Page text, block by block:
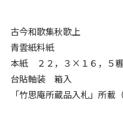
古今和歌集秋歌上
青雲紙料紙
本紙 ２２，３×１６，５
台貼軸装 箱入
「竹思庵所蔵品入札」所載